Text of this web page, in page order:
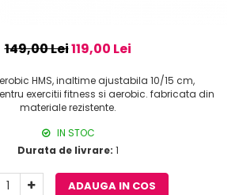
149,00 Lei119,00 Lei
HMS, inaltime ajustabila 10/15 cm,
exercitii fitness si aerobic. fabricata din
materiale rezistente.
IN STOC
Durata de livrare: 1
ADAUGA IN COS